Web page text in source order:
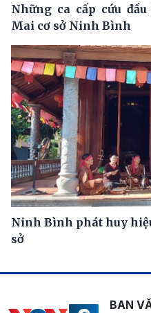
Những ca cấp cứu
Mai cơ sở Ninh Bình
Ninh Bình phát huy
sở
BAN